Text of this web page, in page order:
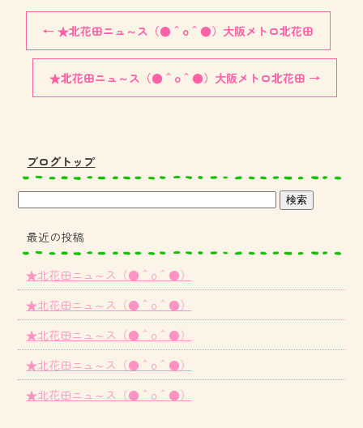
← ★北花田ニュ～ス（●＾o＾●）大阪メトロ北花田
★北花田ニュ～ス（●＾o＾●）大阪メトロ北花田 →
ブログトップ
最近の投稿
★北花田ニュ～ス（●＾o＾●）
★北花田ニュ～ス（●＾o＾●）
★北花田ニュ～ス（●＾o＾●）
★北花田ニュ～ス（●＾o＾●）
★北花田ニュ～ス（●＾o＾●）